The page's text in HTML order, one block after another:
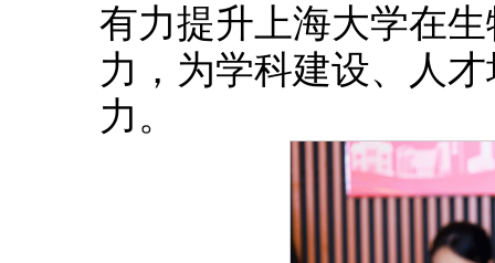
有力提升上海大学在
力，为学科建设、人
力。